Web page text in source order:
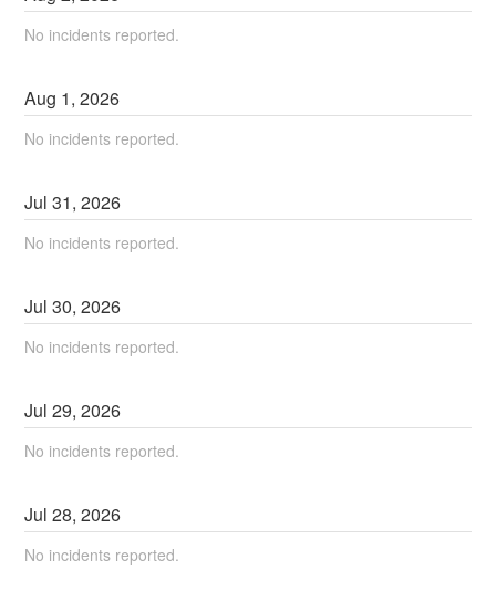
No incidents reported.
Aug 1,2026
No incidents reported.
Jul31,2026
No incidents reported.
Jul30,2026
No incidents reported.
Jul29,2026
No incidents reported.
Jul28,2026
No incidents reported.